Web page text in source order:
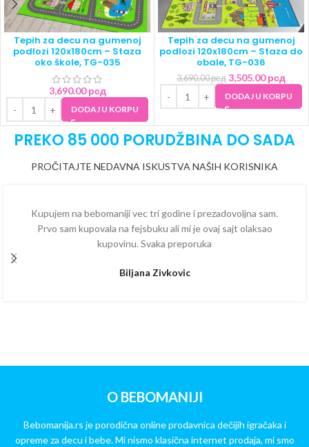
Tepih za decu na gumenoj
podlozi 120x180cm – Staza
oko škole, TG-035
3,690.00рсд
DODAJ U KORPU
Tepih za decu na gumenoj
podlozi 120x180cm – Staza do
obale, TG-036
3,690.00рсд 3,505.00рсд
DODAJ U KORPU
PREKO 85 000 PORUDŽBINA DO SADA
PROČITAJTE NEDAVNA ISKUSTVA NAŠIH KORISNIKA
Kupujem na bebomaniji vec tri godine i prezadovoljna sam.
Prvo sam kupovala na fejsbuku ali mi je ovaj sajt olaksao
kupovinu. Svaka preporuka
Biljana Zivkovic
O BEBOMANIJI
Bebomanija.rs je porodična online prodavnica dečijih igračaka i
opreme za decu i bebe. Mi nismo klasična internet prodaja, mi smo